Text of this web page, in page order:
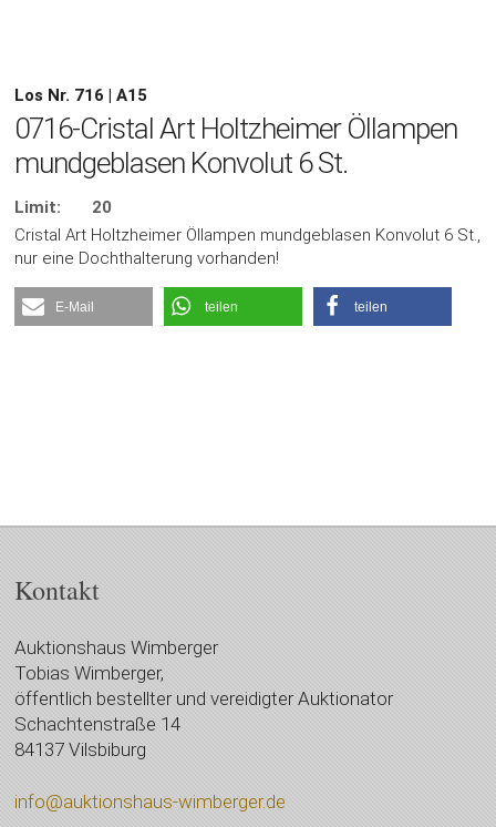
Los Nr. 716 | A15
0716-Cristal Art Holtzheimer Öllampen
mundgeblasen Konvolut 6 St.
Limit:
20
Cristal Art Holtzheimer Öllampen mundgeblasen Konvolut 6 St.,
nur eine Dochthalterung vorhanden!
E-Mail teilen teilen
Kontakt
Auktionshaus Wimberger
Tobias Wimberger,
öffentlich bestellter und vereidigter Auktionator
Schachtenstraße 14
84137 Vilsbiburg
info@auktionshaus-wimberger.de